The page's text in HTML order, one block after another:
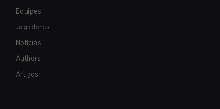
Equipes
Jogadores
Notícias
Authors
Artigos